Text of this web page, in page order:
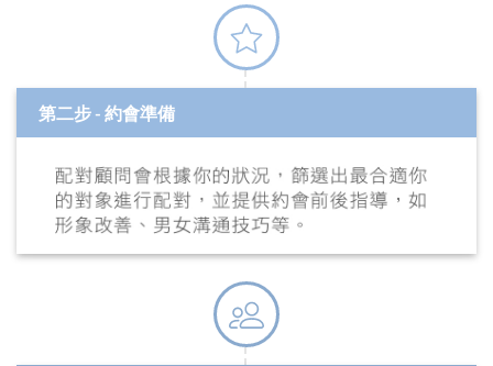
第二步 - 約會準備